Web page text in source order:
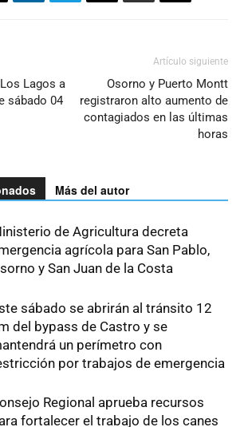
Lagos a
sábado 04
Artículo siguiente
Osorno y Puerto Montt
registraron alto aumento de
contagiados en las últimas
horas
Más del autor
de Agricultura decreta
agrícola para San Pablo,
y San Juan de la Costa
sábado se abrirán al tránsito 12
del bypass de Castro y se
un perímetro con
por trabajos de emergencia
Regional aprueba recursos
fortalecer el trabajo de los canes